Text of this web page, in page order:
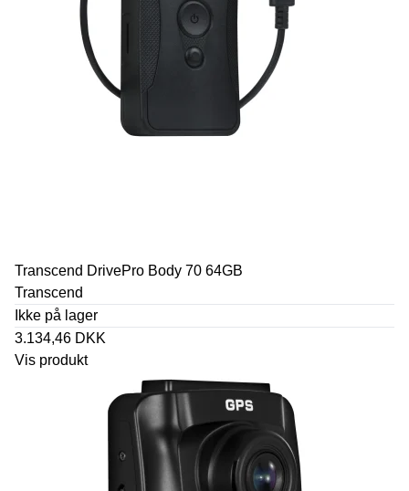
Transcend DrivePro Body 70 64GB
Transcend
Ikke på lager
3.134,46 DKK
Vis produkt